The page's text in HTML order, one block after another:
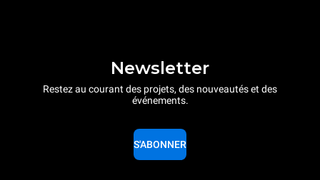
Newsletter
Restez au courant des projets, des nouveautés et des
événements.
S'ABONNER